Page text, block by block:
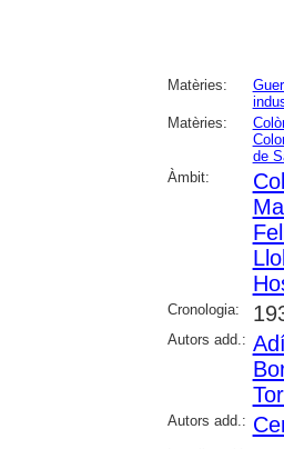
Matèries:
Matèries:
de
Àmbit:
Cronologia:
Autors add.:
Autors add.: